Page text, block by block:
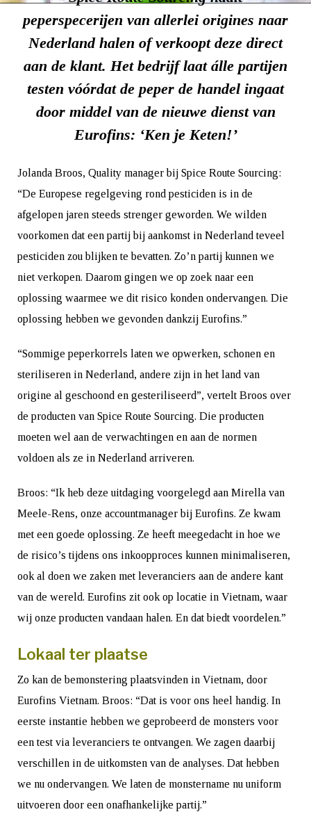
peperspecerijen van allerlei origines naar
Nederland halen of verkoopt deze direct
aan de klant. Het bedrijf laat álle partijen
testen vóórdat de peper de handel ingaat
door middel van de nieuwe dienst van
Eurofins: ‘Ken je Keten!’
Jolanda Broos, Quality manager bij Spice Route Sourcing:
“De Europese regelgeving rond pesticiden is in de
afgelopen jaren steeds strenger geworden. We wilden
voorkomen dat een partij bij aankomst in Nederland teveel
pesticiden zou blijken te bevatten. Zo’n partij kunnen we
niet verkopen. Daarom gingen we op zoek naar een
oplossing waarmee we dit risico konden ondervangen. Die
oplossing hebben we gevonden dankzij Eurofins.”
“Sommige peperkorrels laten we opwerken, schonen en
steriliseren in Nederland, andere zijn in het land van
origine al geschoond en gesteriliseerd”, vertelt Broos over
de producten van Spice Route Sourcing. Die producten
moeten wel aan de verwachtingen en aan de normen
voldoen als ze in Nederland arriveren.
Broos: “Ik heb deze uitdaging voorgelegd aan Mirella van
Meele-Rens, onze accountmanager bij Eurofins. Ze kwam
met een goede oplossing. Ze heeft meegedacht in hoe we
de risico’s tijdens ons inkoopproces kunnen minimaliseren,
ook al doen we zaken met leveranciers aan de andere kant
van de wereld. Eurofins zit ook op locatie in Vietnam, waar
wij onze producten vandaan halen. En dat biedt voordelen.”
Lokaal ter plaatse
Zo kan de bemonstering plaatsvinden in Vietnam, door
Eurofins Vietnam. Broos: “Dat is voor ons heel handig. In
eerste instantie hebben we geprobeerd de monsters voor
een test via leveranciers te ontvangen. We zagen daarbij
verschillen in de uit­komsten van de analyses. Dat hebben
we nu ondervangen. We laten de monstername nu uniform
uitvoeren door een onafhankelijke partij.”